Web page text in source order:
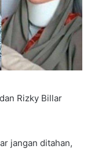
Rizky Billar
jangan ditahan,